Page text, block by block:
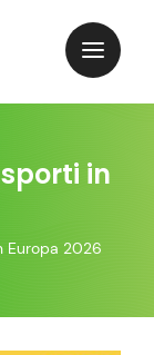
in
Europa 2026